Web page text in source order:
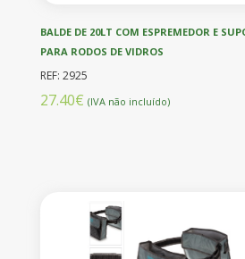
BALDE DE 20LT COM ESPREMEDOR E
PARA RODOS DE VIDROS
REF: 2925
27.40€ (IVA não incluído)